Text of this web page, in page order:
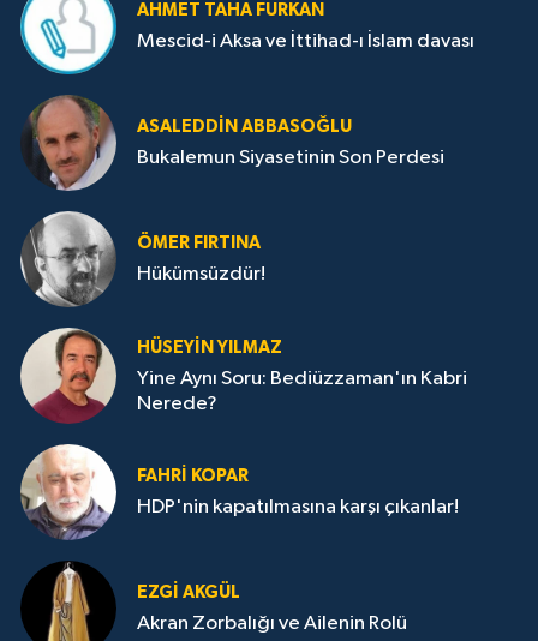
AHMET TAHA FURKAN
Mescid-i Aksa ve İttihad-ı İslam davası
ASALEDDIN ABBASOĞLU
Bukalemun Siyasetinin Son Perdesi
ÖMER FIRTINA
Hükümsüzdür!
HÜSEYIN YILMAZ
Yine Aynı Soru: Bediüzzaman'ın Kabri
Nerede?
FAHRI KOPAR
HDP'nin kapatılmasına karşı çıkanlar!
EZGI AKGÜL
Akran Zorbalığı ve Ailenin Rolü